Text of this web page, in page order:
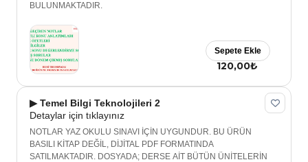
BULUNMAKTADIR.
120,00₺
Sepete Ekle
▶ Temel Bilgi Teknolojileri 2
Detaylar için tıklayınız
NOTLAR YAZ OKULU SINAVI İÇİN UYGUNDUR. BU ÜRÜN
BASILI KİTAP DEĞİL, DİJİTAL PDF FORMATINDA
SATILMAKTADIR. DOSYADA; DERSE AİT BÜTÜN ÜNİTELERİN